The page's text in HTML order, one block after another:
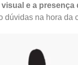
e a presença
dúvidas na hora da